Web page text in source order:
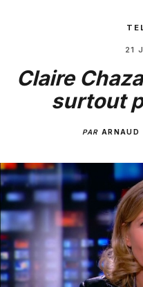
21
Claire
surtout
PAR ARNAUD